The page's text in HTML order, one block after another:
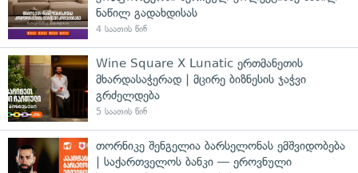
ნაწილ გადახდისას
4 საათის წინ
Wine Square X Lunatic ერთმანეთის
მხარდასაჭერად | მცირე ბიზნესის ჯაჭვი
გრძელდება
5 საათის წინ
თორნიკე შენგელია ბარსელონას ემშვიდობება
| საქართველოს ბანკი — ეროვნული